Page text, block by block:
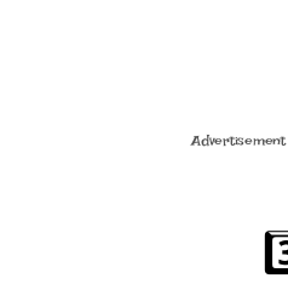
Advertisement